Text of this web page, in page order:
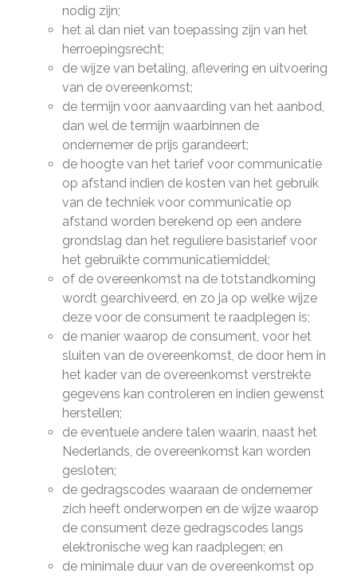
nodig zijn;
het al dan niet van toepassing zijn van het
herroepingsrecht;
de wijze van betaling, aflevering en uitvoering
van de overeenkomst;
de termijn voor aanvaarding van het aanbod,
dan wel de termijn waarbinnen de
ondernemer de prijs garandeert;
de hoogte van het tarief voor communicatie
op afstand indien de kosten van het gebruik
van de techniek voor communicatie op
afstand worden berekend op een andere
grondslag dan het reguliere basistarief voor
het gebruikte communicatiemiddel;
of de overeenkomst na de totstandkoming
wordt gearchiveerd, en zo ja op welke wijze
deze voor de consument te raadplegen is;
de manier waarop de consument, voor het
sluiten van de overeenkomst, de door hem in
het kader van de overeenkomst verstrekte
gegevens kan controleren en indien gewenst
herstellen;
de eventuele andere talen waarin, naast het
Nederlands, de overeenkomst kan worden
gesloten;
de gedragscodes waaraan de ondernemer
zich heeft onderworpen en de wijze waarop
de consument deze gedragscodes langs
elektronische weg kan raadplegen; en
de minimale duur van de overeenkomst op